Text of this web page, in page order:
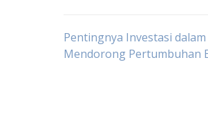
Post
Pentingnya Investasi
Mendorong Pertumbuhan